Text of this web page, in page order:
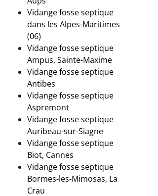
Vidange fosse septique
dans les Alpes-Maritimes
(06)
Vidange fosse septique
Ampus, Sainte-Maxime
Vidange fosse septique
Antibes
Vidange fosse septique
Aspremont
Vidange fosse septique
Auribeau-sur-Siagne
Vidange fosse septique
Biot, Cannes
Vidange fosse septique
Bormes-les-Mimosas, La
Crau